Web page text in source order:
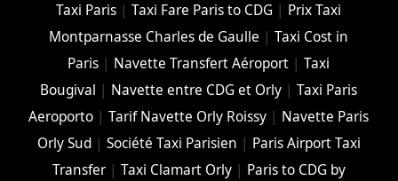
Taxi Paris |Taxi Fare Paris to CDG | Prix Taxi
Montparnasse Charles de Gaulle |Taxi Cost in
Paris | Navette Transfert Aéroport |Taxi
Bougival | Navette entre CDG et Orly |Taxi Paris
Aeroporto |Tarif Navette Orly Roissy | Navette Paris
Orly Sud| Société Taxi Parisien | Paris Airport Taxi
Transfer| Taxi Clamart Orly| Paris to CDG by